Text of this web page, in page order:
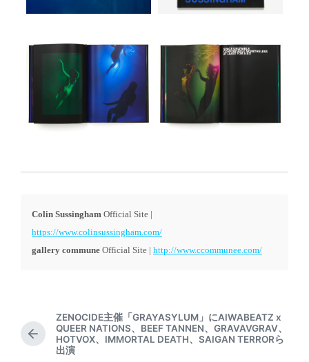
Colin Sussingham Official Site |
https://www.colinsussingham.com/
gallery commune Official Site | http://www.ccommunee.com/
P
ZENOCIDE主催「GRAYASYLUM」にAIWABEATZ x
QUEER NATIONS、BEEF TANNEN、GRAVAVGRAV、
HOTVOX、IMMORTAL DEATH、SAIGAN TERRORら
出演